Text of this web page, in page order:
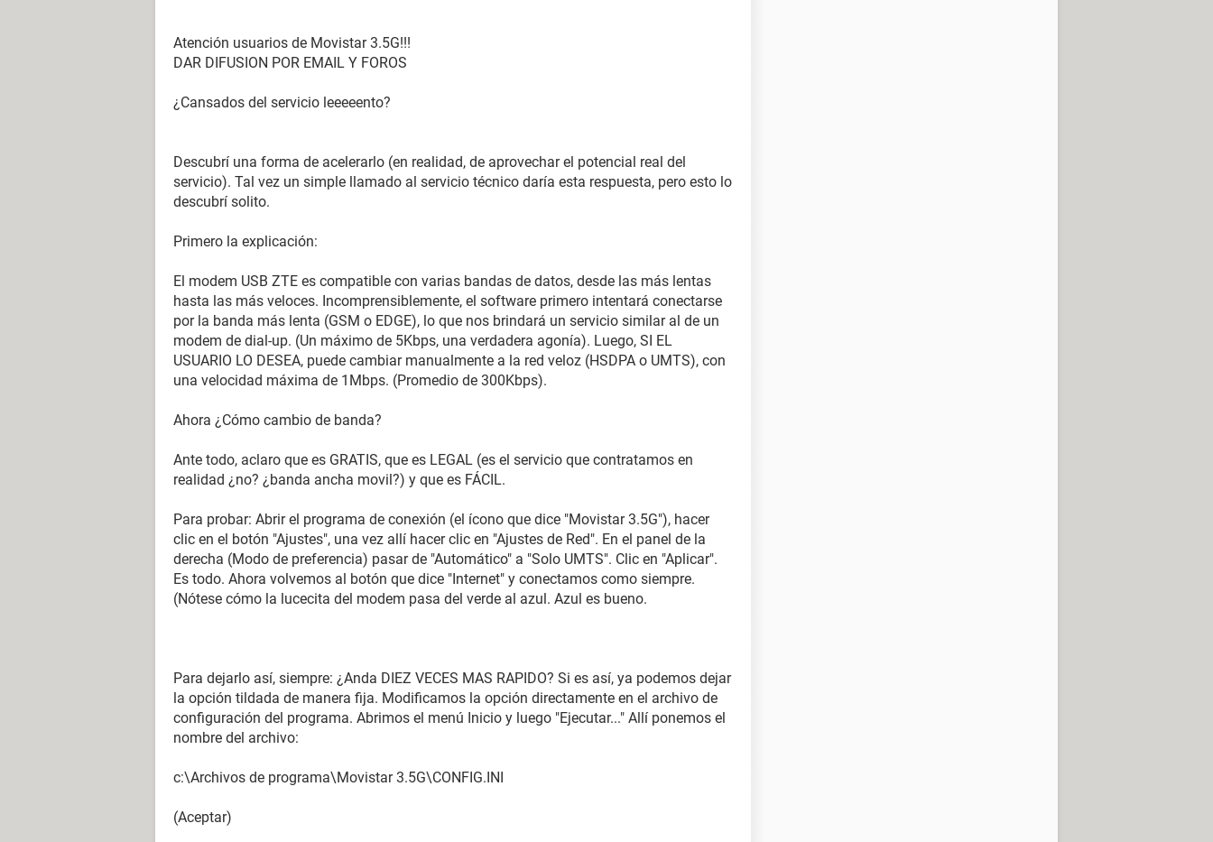
Atención usuarios de Movistar 3.5G!!!
DAR DIFUSION POR EMAIL Y FOROS
¿Cansados del servicio leeeeento?
Descubrí una forma de acelerarlo (en realidad, de aprovechar el potencial real del
servicio). Tal vez un simple llamado al servicio técnico daría esta respuesta, pero esto lo
descubrí solito.
Primero la explicación:
El modem USB ZTE es compatible con varias bandas de datos, desde las más lentas
hasta las más veloces. Incomprensiblemente, el software primero intentará conectarse
por la banda más lenta (GSM o EDGE), lo que nos brindará un servicio similar al de un
modem de dial-up. (Un máximo de 5Kbps, una verdadera agonía). Luego, SI EL
USUARIO LO DESEA, puede cambiar manualmente a la red veloz (HSDPA o UMTS), con
una velocidad máxima de 1Mbps. (Promedio de 300Kbps).
Ahora ¿Cómo cambio de banda?
Ante todo, aclaro que es GRATIS, que es LEGAL (es el servicio que contratamos en
realidad ¿no? ¿banda ancha movil?) y que es FÁCIL.
Para probar: Abrir el programa de conexión (el ícono que dice "Movistar 3.5G"), hacer
clic en el botón "Ajustes", una vez allí hacer clic en "Ajustes de Red". En el panel de la
derecha (Modo de preferencia) pasar de "Automático" a "Solo UMTS". Clic en "Aplicar".
Es todo. Ahora volvemos al botón que dice "Internet" y conectamos como siempre.
(Nótese cómo la lucecita del modem pasa del verde al azul. Azul es bueno.
Para dejarlo así, siempre: ¿Anda DIEZ VECES MAS RAPIDO? Si es así, ya podemos dejar
la opción tildada de manera fija. Modificamos la opción directamente en el archivo de
configuración del programa. Abrimos el menú Inicio y luego "Ejecutar..." Allí ponemos el
nombre del archivo:
c:\Archivos de programa\Movistar 3.5G\CONFIG.INI
(Aceptar)